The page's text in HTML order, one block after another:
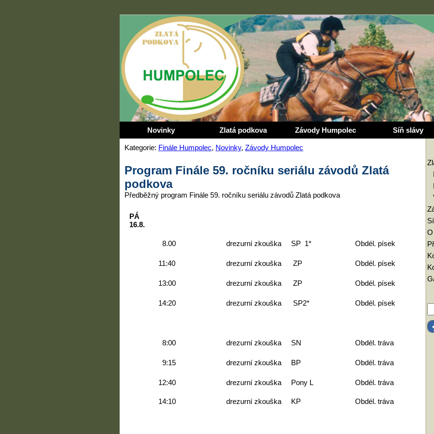
Novinky Zlatá podkova Závody Humpolec Síň slávy
Kategorie: Finále Humpolec, Novinky, Závody Humpolec
Program Finále 59. ročníku seriálu závodů Zlatá
podkova
Předběžný program Finále 59. ročníku seriálu závodů Zlatá podkova
PÁ
16.8.
8.00 drezurní zkouška SP 1* Obdél. písek
11:40 drezurní zkouška ZP Obdél. písek
13:00 drezurní zkouška ZP Obdél. písek
14:20 drezurní zkouška SP2* Obdél. písek
8:00 drezurní zkouška SN Obdél. tráva
9:15 drezurní zkouška BP Obdél. tráva
12:40 drezurní zkouška Pony L Obdél. tráva
14:10 drezurní zkouška KP Obdél. tráva